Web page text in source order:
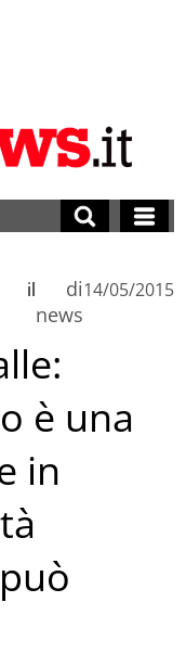
di
news
il 14/05/2015
è una
in